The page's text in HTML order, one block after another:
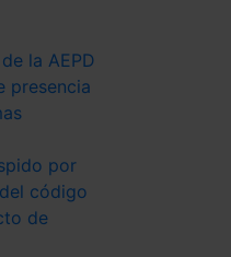
la AEPD
presencia
por
código
de